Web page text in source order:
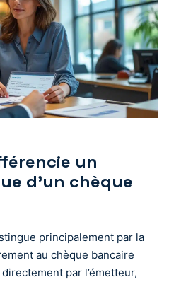
un
d’un chèque
principalement par la
au chèque bancaire
par l’émetteur,